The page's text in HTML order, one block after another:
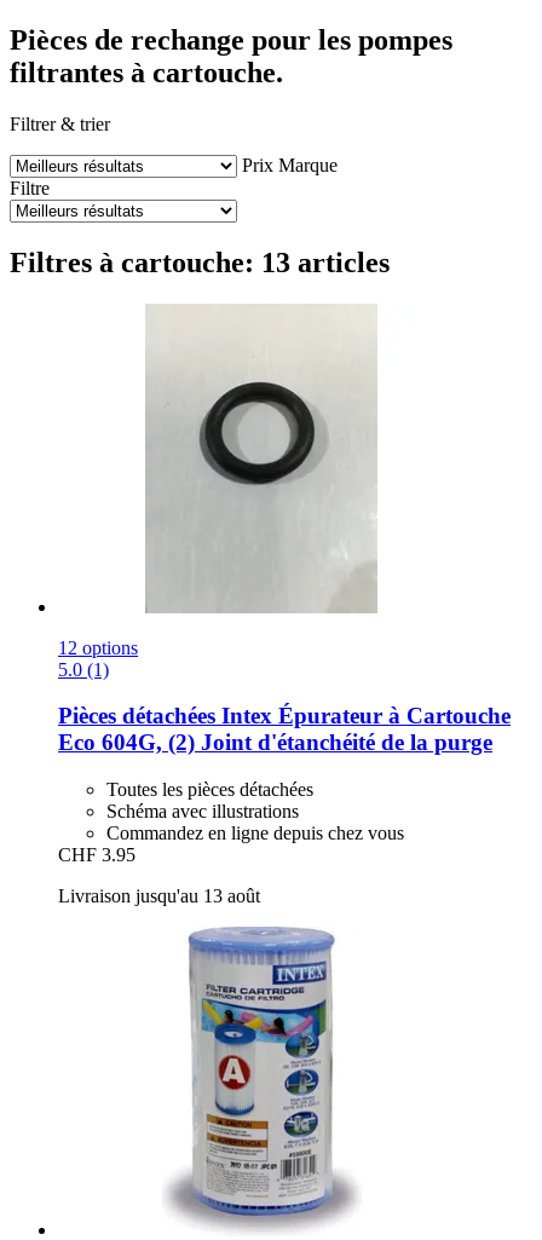
Pièces de rechange pour les pompes
filtrantes à cartouche.
Filtrer & trier
Prix Marque
Filtre
Filtres à cartouche: 13 articles
12 options
5.0 (1)
Pièces détachées Intex Épurateur à Cartouche
Eco 604G, (2) Joint d'étanchéité de la purge
Toutes les pièces détachées
Schéma avec illustrations
Commandez en ligne depuis chez vous
CHF 3.95
Livraison jusqu'au 13 août